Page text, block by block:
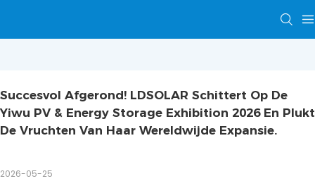
Succesvol Afgerond! LDSOLAR Schittert Op De
Yiwu PV & Energy Storage Exhibition 2026 En Plukt
De Vruchten Van Haar Wereldwijde Expansie.
2026-05-25